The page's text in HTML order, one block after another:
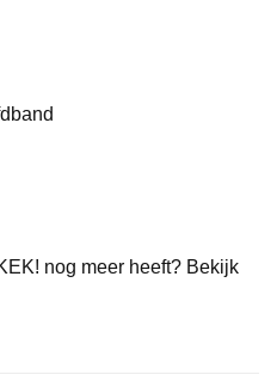
nog meer heeft? Bekijk